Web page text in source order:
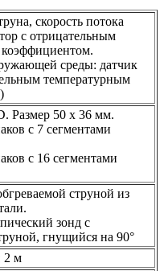
скорость потока
с отрицательным
среды: датчик
температурным
Размер 50 x 36 мм.
с 7 сегментами
с 16 сегментами
струной из
зонд с
гнущийся на 90°
2 м